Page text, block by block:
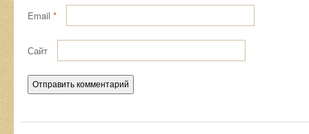
Email *
Сайт